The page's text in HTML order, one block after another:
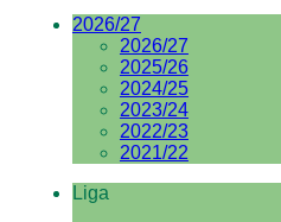
2026/27
2026/27
2025/26
2024/25
2023/24
2022/23
2021/22
Liga